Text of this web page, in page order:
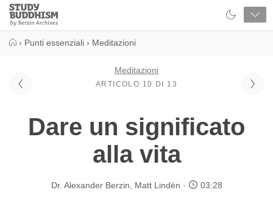
Close
Study
Buddhism
› Punti essenziali › Meditazioni
Meditazioni
ARTICOLO 10 DI 13
Dare un significato
alla vita
Dr. Alexander Berzin Matt Lindén 03:28